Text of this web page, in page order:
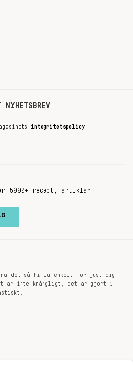
NYHETSBREV
integritetspolicy
5000+ recept, artiklar
det så himla enkelt för just dig
är inte krångligt, det är gjort i